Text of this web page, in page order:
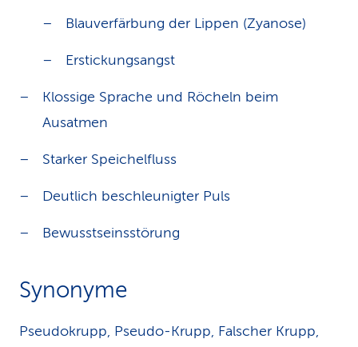
Blauverfärbung der Lippen (Zyanose)
Erstickungsangst
Klossige Sprache und Röcheln beim
Ausatmen
Starker Speichelfluss
Deutlich beschleunigter Puls
Bewusstseinsstörung
Synonyme
Pseudokrupp, Pseudo-Krupp, Falscher Krupp,